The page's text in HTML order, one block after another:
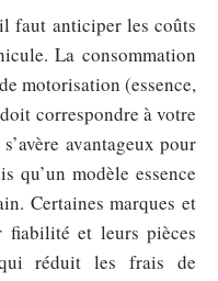
faut anticiper les coûts
La consommation
motorisation (essence,
correspondre à votre
avantageux pour
qu’un modèle essence
Certaines marques et
fiabilité et leurs pièces
réduit les frais de